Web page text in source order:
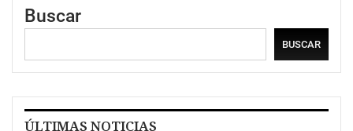
Buscar
BUSCAR
ÚLTIMAS NOTICIAS